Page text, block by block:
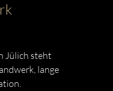
Jülich steht
lange